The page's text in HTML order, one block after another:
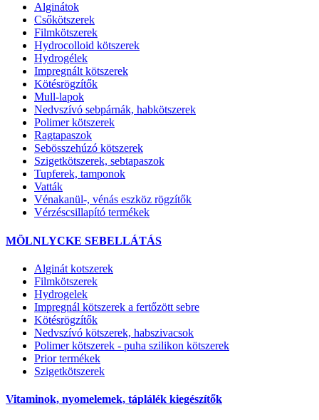
Alginátok
Csőkötszerek
Filmkötszerek
Hydrocolloid kötszerek
Hydrogélek
Impregnált kötszerek
Kötésrögzítők
Mull-lapok
Nedvszívó sebpárnák, habkötszerek
Polimer kötszerek
Ragtapaszok
Sebösszehúzó kötszerek
Szigetkötszerek, sebtapaszok
Tupferek, tamponok
Vatták
Vénakanül-, vénás eszköz rögzítők
Vérzéscsillapító termékek
MÖLNLYCKE SEBELLÁTÁS
Alginát kotszerek
Filmkötszerek
Hydrogelek
Impregnál kötszerek a fertőzött sebre
Kötésrögzítők
Nedvszívó kötszerek, habszivacsok
Polimer kötszerek - puha szilikon kötszerek
Prior termékek
Szigetkötszerek
Vitaminok, nyomelemek, táplálék kiegészítők